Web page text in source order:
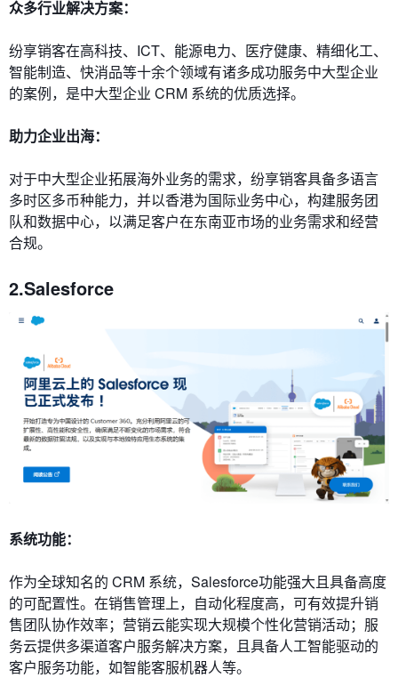
众多行业解决方案：
纷享销客在高科技、ICT、能源电力、医疗健康、精细化工、
智能制造、快消品等十余个领域有诸多成功服务中大型企业
的案例，是中大型企业 CRM 系统的优质选择。
助力企业出海：
对于中大型企业拓展海外业务的需求，纷享销客具备多语言
多时区多币种能力，并以香港为国际业务中心，构建服务团
队和数据中心，以满足客户在东南亚市场的业务需求和经营
合规。
2.Salesforce
系统功能：
作为全球知名的 CRM 系统，Salesforce功能强大且具备高度
的可配置性。在销售管理上，自动化程度高，可有效提升销
售团队协作效率；营销云能实现大规模个性化营销活动；服
务云提供多渠道客户服务解决方案，且具备人工智能驱动的
客户服务功能，如智能客服机器人等。